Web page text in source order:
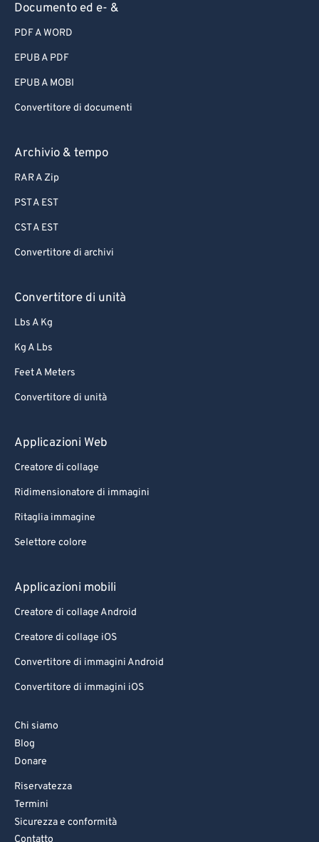
Documento ed e- &
PDF A WORD
EPUB A PDF
EPUB A MOBI
Convertitore di documenti
Archivio & tempo
RAR A Zip
PST A EST
CST A EST
Convertitore di archivi
Convertitore di unità
Lbs A Kg
Kg A Lbs
Feet A Meters
Convertitore di unità
Applicazioni Web
Creatore di collage
Ridimensionatore di immagini
Ritaglia immagine
Selettore colore
Applicazioni mobili
Creatore di collage Android
Creatore di collage iOS
Convertitore di immagini Android
Convertitore di immagini iOS
Chi siamo
Blog
Donare
Riservatezza
Termini
Sicurezza e conformità
Contatto